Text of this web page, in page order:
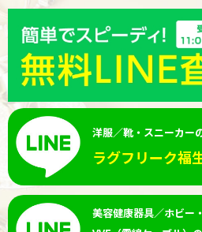
洋服／靴・スニーカー
ラグフリーク福
美容健康器具／ホビー